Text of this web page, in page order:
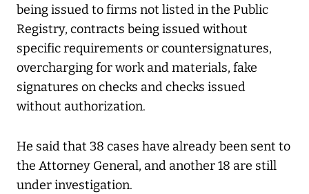
being issued to firms not listed in the Public
Registry, contracts being issued without
specific requirements or countersignatures,
overcharging for work and materials, fake
signatures on checks and checks issued
without authorization.
He said that 38 cases have already been sent to
the Attorney General, and another 18 are still
under investigation.